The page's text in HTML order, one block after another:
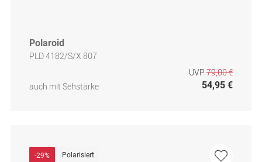
Polaroid
PLD 4182/S/X 807
auch mit Sehstärke
UVP 79,00 €
54,95 €
-29% Polarisiert